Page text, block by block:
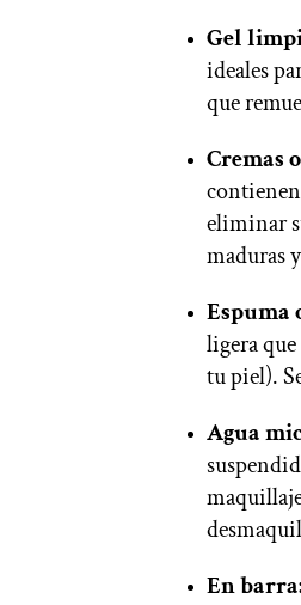
Gel
ideales
que
Cremas
eliminar
maduras
Espuma
ligera que
tu piel).
Agua
En